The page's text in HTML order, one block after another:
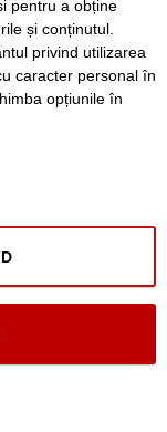
pentru a obține
și conținutul.
privind utilizarea
caracter personal în
opțiunile în